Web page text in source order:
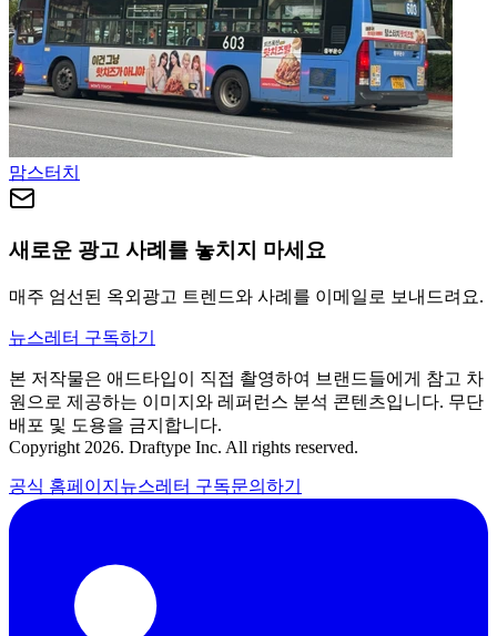
맘스터치
새로운 광고 사례를 놓치지 마세요
매주 엄선된 옥외광고 트렌드와 사례를 이메일로 보내드려요.
뉴스레터 구독하기
본 저작물은 애드타입이 직접 촬영하여 브랜드들에게 참고 차
원으로 제공하는 이미지와 레퍼런스 분석 콘텐츠입니다. 무단
배포 및 도용을 금지합니다.
Copyright 2026. Draftype Inc. All rights reserved.
공식 홈페이지 뉴스레터 구독문의하기